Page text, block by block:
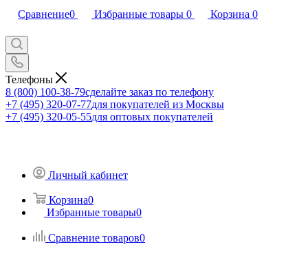
Сравнение0 Избранные товары 0 Корзина 0
Телефоны
8 (800) 100-38-79сделайте заказ по телефону
+7 (495) 320-07-77для покупателей из Москвы
+7 (495) 320-05-55для оптовых покупателей
Личный кабинет
Корзина0
Избранные товары0
Сравнение товаров0